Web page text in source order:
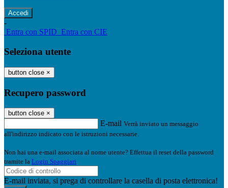
-
Entra con SPID Entra con CIE
Seleziona utente
button close ×
Recupero password
button close ×
E-mail Verrà inviato un messaggio
all'indirizzo indicato con le istruzioni necessarie.
Non hai una e-mail associata al nome utente? Effettua il reset della password
tramite la Login Spaggiari
E-mail inviata, si prega di controllare la casella di posta elettronica!